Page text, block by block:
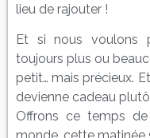
lieu de rajouter !
Et si nous voulons
toujours plus ou
petit… mais précieux.
devienne cadeau
Offrons ce temps